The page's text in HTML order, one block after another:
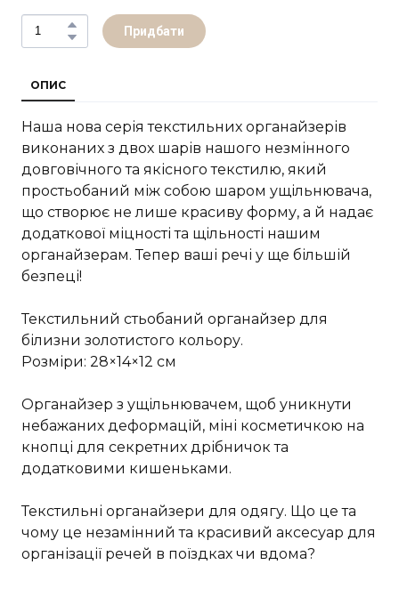
Придбати
ОПИС
Наша нова серія текстильних органайзерів
виконаних з двох шарів нашого незмінного
довговічного та якісного текстилю, який
простьобаний між собою шаром ущільнювача,
що створює не лише красиву форму, а й надає
додаткової міцності та щільності нашим
органайзерам. Тепер ваші речі у ще більшій
безпеці!
Текстильний стьобаний органайзер для
білизни золотистого кольору.
Розміри: 28×14×12 см
Органайзер з ущільнювачем, щоб уникнути
небажаних деформацій, міні косметичкою на
кнопці для секретних дрібничок та
додатковими кишеньками.
Текстильні органайзери для одягу. Що це та
чому це незамінний та красивий аксесуар для
організації речей в поїздках чи вдома?